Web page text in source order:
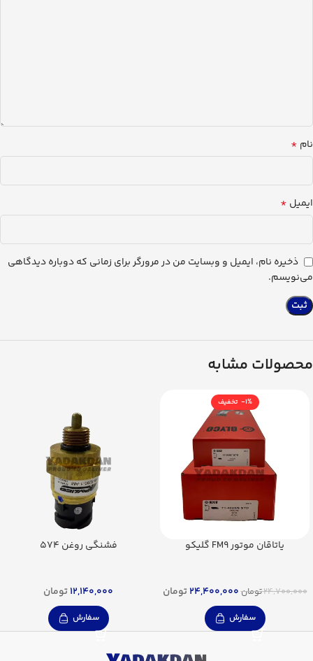
نام *
ایمیل *
ذخیره نام، ایمیل و وبسایت من در مرورگر برای زمانی که دوباره دیدگاهی
می‌نویسم.
محصولات مشابه
-1%
یاتاقان موتور FM9 گلیکو
24,700,000تومان24,400,000 تومان
سفارش
فشنگی روغن 574
12,140,000تومان
سفارش